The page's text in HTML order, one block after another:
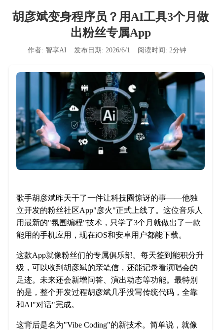
胡彦斌变身程序员？用AI工具3个月做
出粉丝专属App
作者: 智享AI 发布日期: 2026/6/1 阅读时间: 2分钟
歌手胡彦斌昨天干了一件让科技圈惊讶的事——他独
立开发的粉丝社区App"彦火"正式上线了。这位音乐人
用最新的"氛围编程"技术，只学了3个月就做出了一款
能用的手机应用，现在iOS和安卓用户都能下载。
这款App就像粉丝们的专属俱乐部。每天签到能积分升
级，可以收到胡彦斌的亲笔信，还能记录看演唱会的
足迹。未来还会新增问答、演出动态等功能。最特别
的是，整个开发过程胡彦斌几乎没写传统代码，全靠
和AI"对话"完成。
这背后是名为"Vibe Coding"的新技术。简单说，就像